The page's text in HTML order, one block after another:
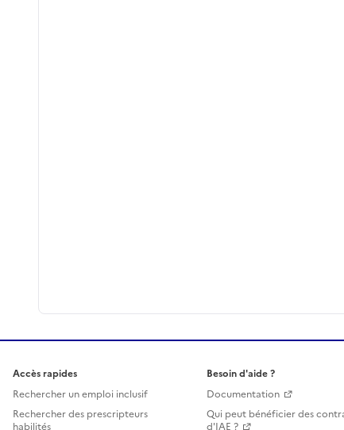
Accès rapides
Rechercher un emploi inclusif
Rechercher des prescripteurs
habilités
Besoin d'aide ?
Documentation
Qui peut bénéficier des
d'IAE ?